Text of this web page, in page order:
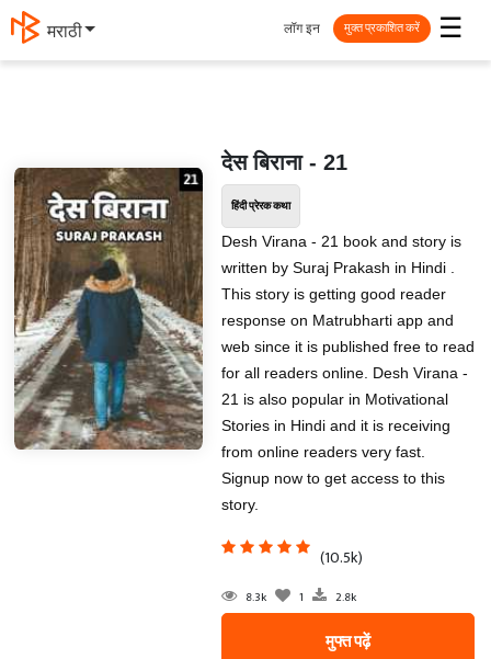
मराठी ☰
लॉग इन मुक्त प्रकाशित करें
देस बिराना - 21
हिंदी प्रेरक कथा
Desh Virana - 21 book and story is
written by Suraj Prakash in Hindi .
This story is getting good reader
response on Matrubharti app and
web since it is published free to read
for all readers online. Desh Virana -
21 is also popular in Motivational
Stories in Hindi and it is receiving
from online readers very fast.
Signup now to get access to this
story.
(10.5k)
8.3k 1 2.8k
मुफ्त पढ़ें